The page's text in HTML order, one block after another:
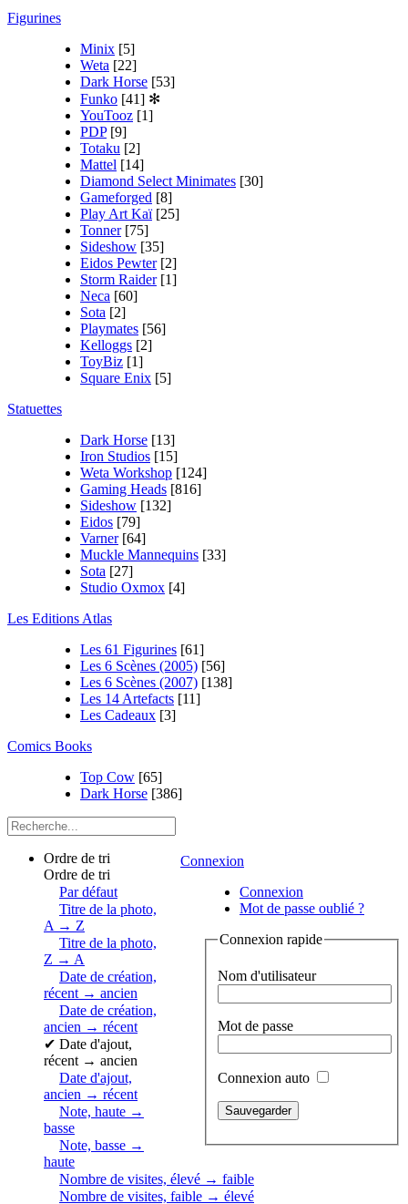
Figurines
Minix [5]
Weta [22]
Dark Horse [53]
Funko [41] ✻
YouTooz [1]
PDP [9]
Totaku [2]
Mattel [14]
Diamond Select Minimates [30]
Gameforged [8]
Play Art Kaï [25]
Tonner [75]
Sideshow [35]
Eidos Pewter [2]
Storm Raider [1]
Neca [60]
Sota [2]
Playmates [56]
Kelloggs [2]
ToyBiz [1]
Square Enix [5]
Statuettes
Dark Horse [13]
Iron Studios [15]
Weta Workshop [124]
Gaming Heads [816]
Sideshow [132]
Eidos [79]
Varner [64]
Muckle Mannequins [33]
Sota [27]
Studio Oxmox [4]
Les Editions Atlas
Les 61 Figurines [61]
Les 6 Scènes (2005) [56]
Les 6 Scènes (2007) [138]
Les 14 Artefacts [11]
Les Cadeaux [3]
Comics Books
Top Cow [65]
Dark Horse [386]
Connexion
Connexion
Mot de passe oublié ?
Connexion rapide
Nom d'utilisateur
Mot de passe
Connexion auto
Ordre de tri
Ordre de tri
Par défaut
Titre de la photo,
A → Z
Titre de la photo,
Z → A
Date de création,
récent → ancien
Date de création,
ancien → récent
✔ Date d'ajout,
récent → ancien
Date d'ajout,
ancien → récent
Note, haute →
basse
Note, basse →
haute
Nombre de visites, élevé → faible
Nombre de visites, faible → élevé